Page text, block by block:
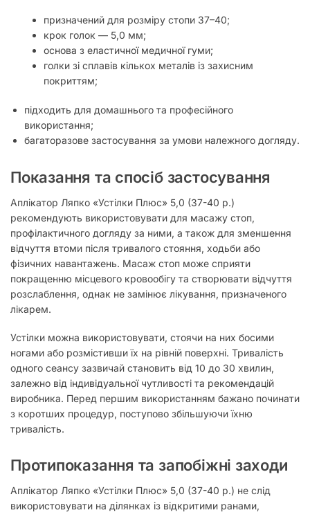
призначений для розміру стопи 37–40;
крок голок — 5,0 мм;
основа з еластичної медичної гуми;
голки зі сплавів кількох металів із захисним
покриттям;
підходить для домашнього та професійного
використання;
багаторазове застосування за умови належного догляду.
Показання та спосіб застосування
Аплікатор Ляпко «Устілки Плюс» 5,0 (37-40 р.)
рекомендують використовувати для масажу стоп,
профілактичного догляду за ними, а також для зменшення
відчуття втоми після тривалого стояння, ходьби або
фізичних навантажень. Масаж стоп може сприяти
покращенню місцевого кровообігу та створювати відчуття
розслаблення, однак не замінює лікування, призначеного
лікарем.
Устілки можна використовувати, стоячи на них босими
ногами або розмістивши їх на рівній поверхні. Тривалість
одного сеансу зазвичай становить від 10 до 30 хвилин,
залежно від індивідуальної чутливості та рекомендацій
виробника. Перед першим використанням бажано починати
з коротших процедур, поступово збільшуючи їхню
тривалість.
Протипоказання та запобіжні заходи
Аплікатор Ляпко «Устілки Плюс» 5,0 (37-40 р.) не слід
використовувати на ділянках із відкритими ранами,